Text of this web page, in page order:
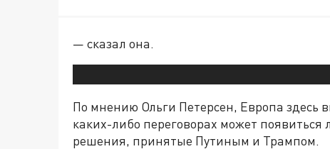
— сказал она.
По мнению Ольги Петерсен, Европа
каких-либо переговорах может
решения, принятые Путиным и Трампом.